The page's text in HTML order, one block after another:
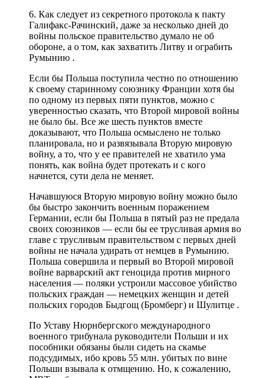
6. Как следует из секретного протокола к пакту
Галифакс-Рачинский, даже за несколько дней до
войны польское правительство думало не об
обороне, а о том, как захватить Литву и ограбить
Румынию .
Если бы Польша поступила честно по отношению
к своему старинному союзнику Франции хотя бы
по одному из первых пяти пунктов, можно с
уверенностью сказать, что Второй мировой войны
не было бы. Все же шесть пунктов вместе
доказывают, что Польша осмыслено не только
планировала, но и развязывала Вторую мировую
войну, а то, что у ее правителей не хватило ума
понять, как война будет протекать и с кого
начнется, сути дела не меняет.
Начавшуюся Вторую мировую войну можно было
бы быстро закончить военным поражением
Германии, если бы Польша в пятый раз не предала
своих союзников — если бы ее трусливая армия во
главе с трусливым правительством с первых дней
войны не начала удирать от немцев в Румынию.
Польша совершила и первый во Второй мировой
войне варварский акт геноцида против мирного
населения — поляки устроили массовое убийство
польских граждан — немецких женщин и детей
польских городов Быдгощ (Бромберг) и Шулитце .
По Уставу Нюрнбергского международного
военного трибунала руководители Польши и их
пособники обязаны были сидеть на скамье
подсудимых, ибо кровь 55 млн. убитых по вине
Польши взывала к отмщению. Но, к сожалению,